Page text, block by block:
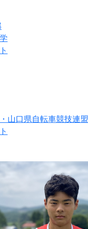
山口県自転車競技連盟